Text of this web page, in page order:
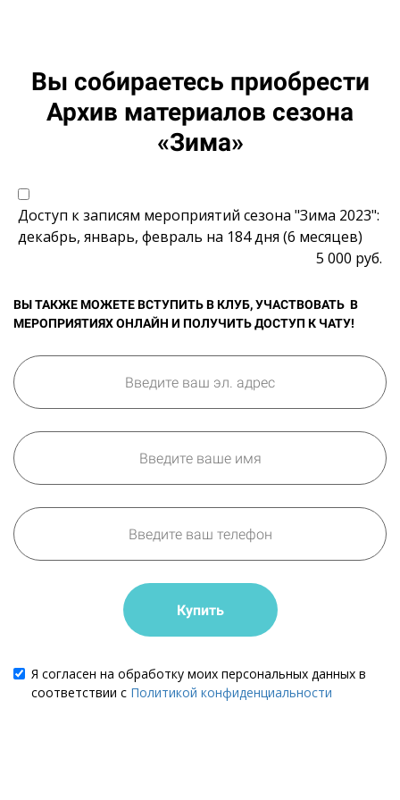
Вы собираетесь приобрести
Архив материалов сезона
«Зима»
Доступ к записям мероприятий сезона "Зима 2023":
декабрь, январь, февраль на 184 дня (6 месяцев)
5 000 руб.
ВЫ ТАКЖЕ МОЖЕТЕ ВСТУПИТЬ В КЛУБ, УЧАСТВОВАТЬ В
МЕРОПРИЯТИЯХ ОНЛАЙН И ПОЛУЧИТЬ ДОСТУП К ЧАТУ!
Купить
Я согласен на обработку моих персональных данных в
соответствии с Политикой конфиденциальности